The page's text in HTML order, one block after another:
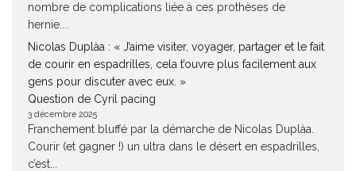
nombre de complications liée à ces prothèses de
hernie....
Nicolas Duplàa : « J’aime visiter, voyager, partager et le fait
de courir en espadrilles, cela t’ouvre plus facilement aux
gens pour discuter avec eux. »
Question de Cyril pacing
3 décembre 2025
Franchement bluffé par la démarche de Nicolas Duplàa.
Courir (et gagner !) un ultra dans le désert en espadrilles,
c’est...